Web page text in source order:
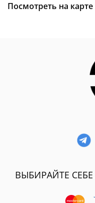
Посмотреть на карте
ВЫБИРАЙТЕ